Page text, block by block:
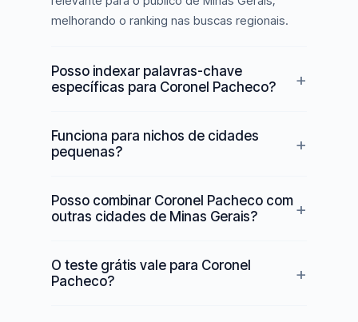
melhorando o ranking nas buscas regionais.
Posso indexar palavras-chave
específicas para Coronel Pacheco?
Funciona para nichos de cidades
pequenas?
Posso combinar Coronel Pacheco com
outras cidades de Minas Gerais?
O teste grátis vale para Coronel
Pacheco?